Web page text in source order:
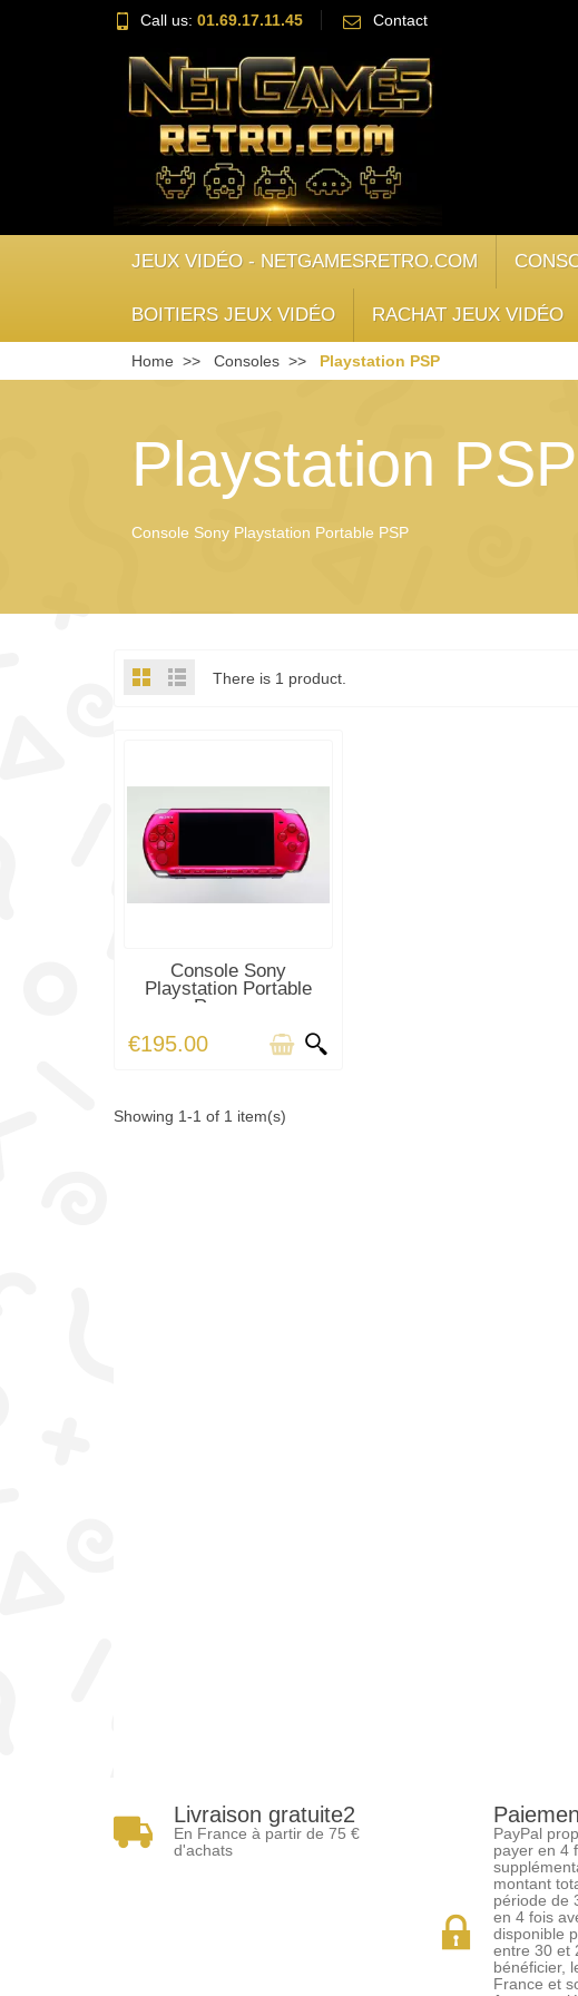
Call us: 01.69.17.11.45 Contact
JEUX VIDÉO - NETGAMESRETRO.COM
BOITIERS JEUX VIDÉO RACHAT JEUX VIDÉO
Home Consoles Playstation PSP
Playstation PSP
Console Sony Playstation Portable PSP
There is 1 product.
OUT-OF-STOCK
Console Sony
Playstation Portable
Rouge...
€195.00
Showing 1-1 of 1 item(s)
Livraison gratuite2
En France à partir de 75 €
d'achats
PayPal
payer en 4
montant
période de
en 4 fois
disponible
entre 30 et
bénéficier,
France et